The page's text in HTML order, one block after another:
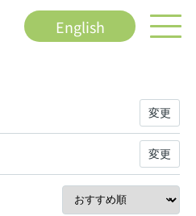
English
変更
変更